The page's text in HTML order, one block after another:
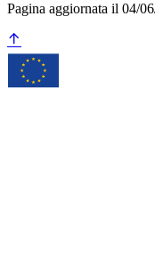
Pagina aggiornata il 04/